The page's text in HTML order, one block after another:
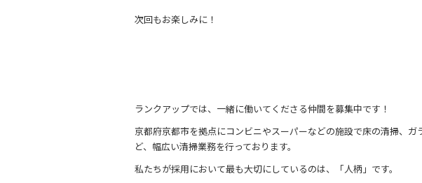
次回もお楽しみに！
ランクアップでは、一緒に働いてくださる仲間を募集中です！
京都府京都市を拠点にコンビニやスーパーなどの施設で床の清掃、
ど、幅広い清掃業務を行っております。
私たちが採用において最も大切にしているのは、「人柄」です。